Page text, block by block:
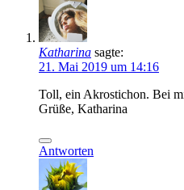
Katharina sagte:
21. Mai 2019 um 14:16
Toll, ein Akrostichon. Bei
Grüße, Katharina
Antworten